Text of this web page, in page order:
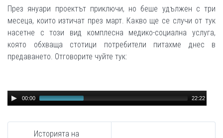
През януари проектът приключи, но беше удължен с три
месеца, които изтичат през март. Какво ще се случи от тук
насетне с този вид комплесна медико-социална услуга,
която обхваща стотици потребители питахме днес в
предаването. Отговорите чуйте тук:
Audio
Player
00:00 22:22
Историята на